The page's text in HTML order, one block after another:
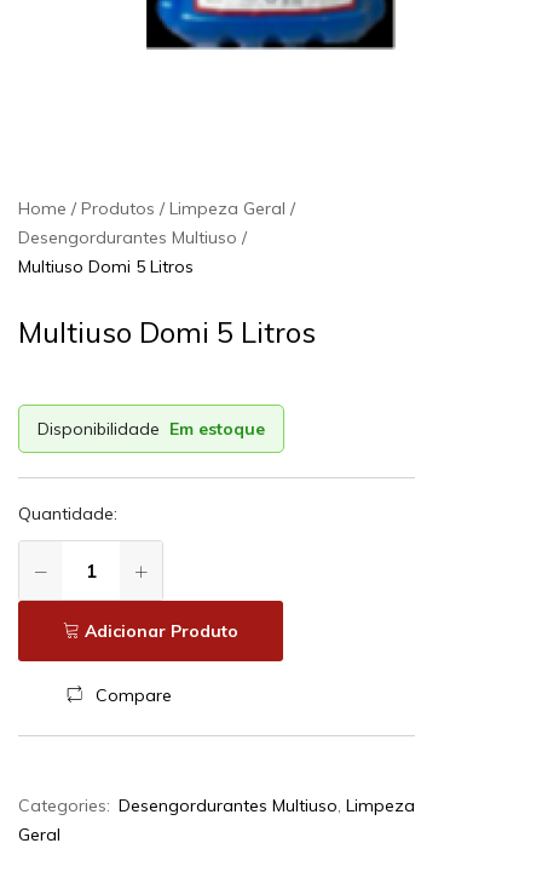
Home Produtos
Limpeza Geral
Desengordurantes Multiuso
Multiuso Domi 5 Litros
Multiuso Domi 5 Litros
Disponibilidade Em estoque
Quantidade:
Adicionar Produto
Compare
Categories: Desengordurantes Multiuso, Limpeza
Geral